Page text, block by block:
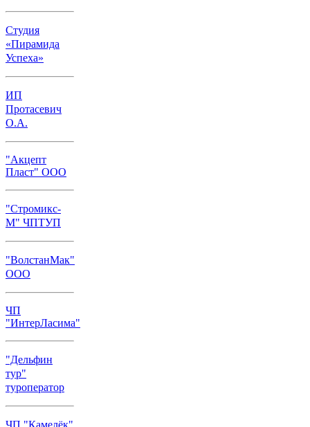
Студия
«Пирамида
Успеха»
ИП
Протасевич
О.А.
"Акцепт
Пласт" ООО
"Стромикс-
М" ЧПТУП
"ВолстанМак"
ООО
ЧП
"ИнтерЛасима"
"Дельфин
тур"
туроператор
ЧП "Камелёк"